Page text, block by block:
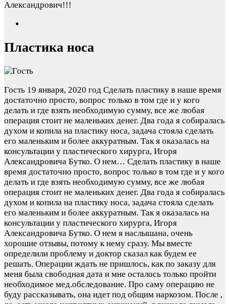
Александрович!!!
Пластика носа
Гость 19 января, 2020 год Сделать пластику в наше время
достаточно просто, вопрос только в том где и у кого
делать и где взять необходимую сумму, все же любая
операция стоит не маленьких денег. Два года я собиралась
духом и копила на пластику носа, задача стояла сделать
его маленьким и более аккуратным. Так я оказалась на
консультации у пластического хирурга, Игоря
Александровича Бутко. О нем… Сделать пластику в наше
время достаточно просто, вопрос только в том где и у кого
делать и где взять необходимую сумму, все же любая
операция стоит не маленьких денег. Два года я собиралась
духом и копила на пластику носа, задача стояла сделать
его маленьким и более аккуратным. Так я оказалась на
консультации у пластического хирурга, Игоря
Александровича Бутко. О нем я наслышана, очень
хорошие отзывы, потому к нему сразу. Мы вместе
определили проблему и доктор сказал как будем ее
решать. Операции ждать не пришлось, как по заказу для
меня была свободная дата и мне осталось только пройти
необходимое мед.обследование. Про саму операцию не
буду рассказывать, она идет под общим наркозом. После ,